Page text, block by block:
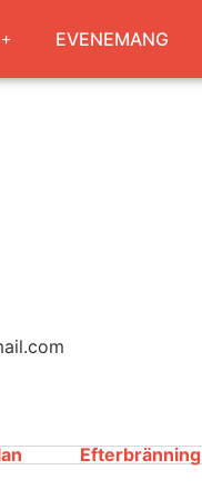
EVENEMANG
Efterbränning